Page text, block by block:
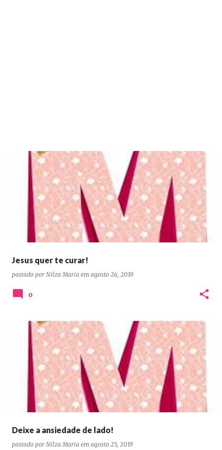
Jesus quer te curar!
postado por Nilza Maria em agosto 26, 2019
0
Deixe a ansiedade de lado!
postado por Nilza Maria em agosto 25, 2019